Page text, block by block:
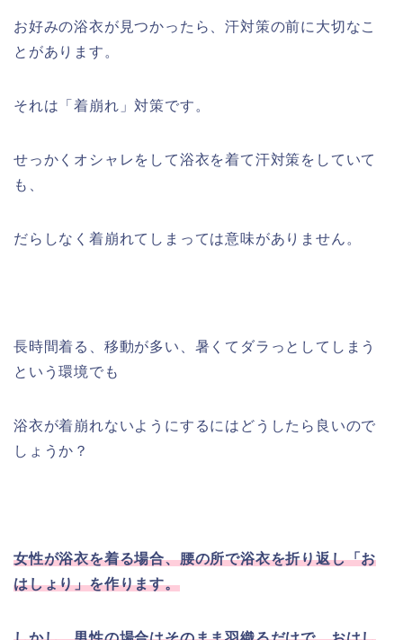
お好みの浴衣が見つかったら、汗対策の前に大切なこ
とがあります。
それは「着崩れ」対策です。
せっかくオシャレをして浴衣を着て汗対策をしていて
も、
だらしなく着崩れてしまっては意味がありません。
長時間着る、移動が多い、暑くてダラっとしてしまう
という環境でも
浴衣が着崩れないようにするにはどうしたら良いので
しょうか？
女性が浴衣を着る場合、腰の所で浴衣を折り返し「お
はしょり」を作ります。